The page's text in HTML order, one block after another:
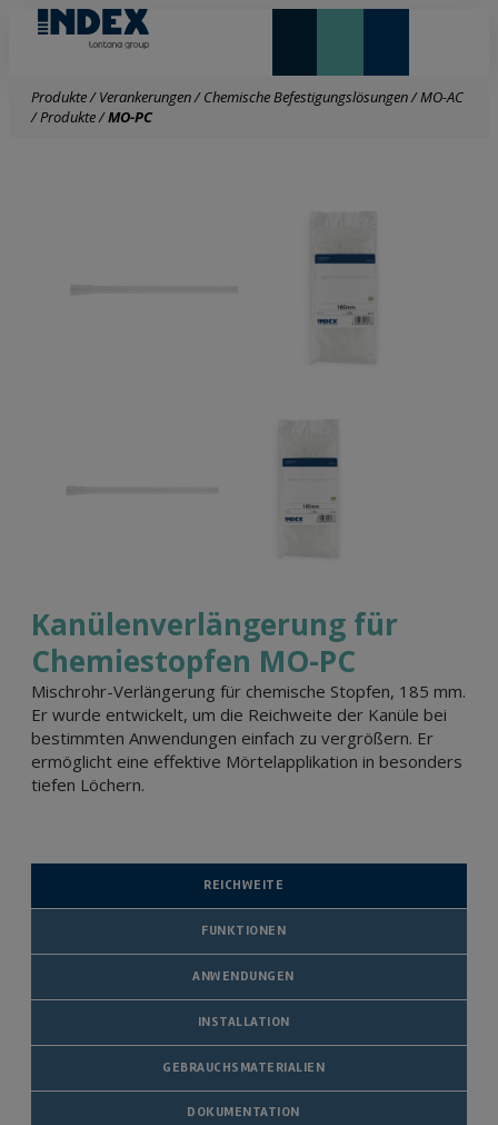
Produkte/Verankerungen/Chemische Befestigungslösungen/MO-AC
/Produkte/MO-PC
Kanülenverlängerung für
Chemiestopfen MO-PC
Mischrohr-Verlängerung für chemische Stopfen, 185 mm.
Er wurde entwickelt, um die Reichweite der Kanüle bei
bestimmten Anwendungen einfach zu vergrößern. Er
ermöglicht eine effektive Mörtelapplikation in besonders
tiefen Löchern.
REICHWEITE
FUNKTIONEN
ANWENDUNGEN
INSTALLATION
GEBRAUCHSMATERIALIEN
DOKUMENTATION